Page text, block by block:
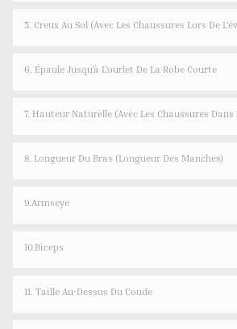
5. Creux Au Sol (avec Les Chaussures Lors De
6. Épaule Jusqu'à L'ourlet De La Robe Courte
7. Hauteur Naturelle (avec Les Chaussures Dans
8. Longueur Du Bras (longueur Des Manches)
9.Armseye
10.Biceps
11. Taille Au-Dessus Du Coude